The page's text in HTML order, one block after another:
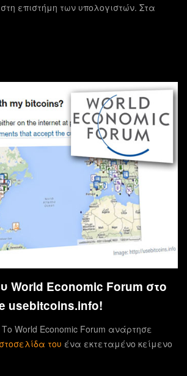
στη επιστήμη των υπολογιστών. Στα
Economic Forum στο
usebitcoins.info!
Το World Economic Forum ανάρτησε
του ένα εκτεταμένο κείμενο